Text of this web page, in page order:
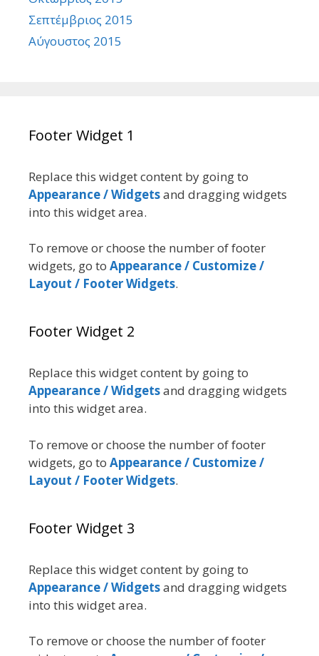
Σεπτέμβριος 2015
Αύγουστος 2015
Footer Widget 1
Replace this widget content by going to
Appearance / Widgetsand dragging widgets
into this widget area.
To remove or choose the number of footer
widgets, go to Appearance / Customize /
Layout / Footer Widgets.
Footer Widget 2
Replace this widget content by going to
Appearance / Widgetsand dragging widgets
into this widget area.
To remove or choose the number of footer
widgets, go to Appearance / Customize /
Layout / Footer Widgets.
Footer Widget 3
Replace this widget content by going to
Appearance / Widgetsand dragging widgets
into this widget area.
To remove or choose the number of footer